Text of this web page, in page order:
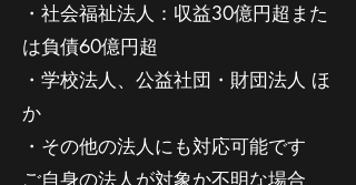
・社会福祉法人：収益30億円超また
は負債60億円超
・学校法人、公益社団・財団法人 ほ
か
・その他の法人にも対応可能です
ご自身の法人が対象か不明な場合